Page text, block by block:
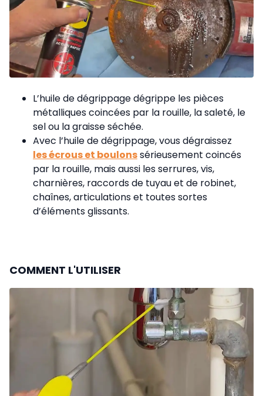
L’huile de dégrippage dégrippe les pièces
métalliques coincées par la rouille, la saleté, le
sel ou la graisse séchée.
Avec l’huile de dégrippage, vous dégraissez
les écrous et boulonssérieusement coincés
par la rouille, mais aussi les serrures, vis,
charnières, raccords de tuyau et de robinet,
chaînes, articulations et toutes sortes
d’éléments glissants.
COMMENT L'UTILISER